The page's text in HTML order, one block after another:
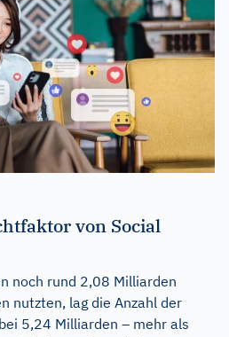
von Social
noch rund 2,08 Milliarden
nutzten, lag die Anzahl der
5,24 Milliarden – mehr als